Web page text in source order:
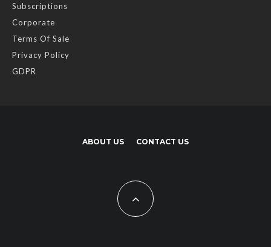
Subscriptions
Corporate
Terms Of Sale
Privacy Policy
GDPR
ABOUT US CONTACT US